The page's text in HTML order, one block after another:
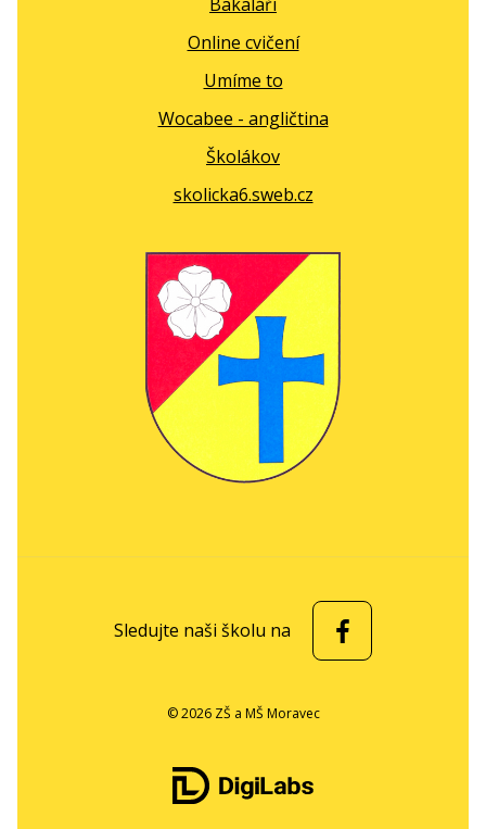
Online cvičení
Umíme to
Wocabee - angličtina
Školákov
skolicka6.sweb.cz
© 2026 ZŠ a MŠ Moravec
Sledujte naši školu na